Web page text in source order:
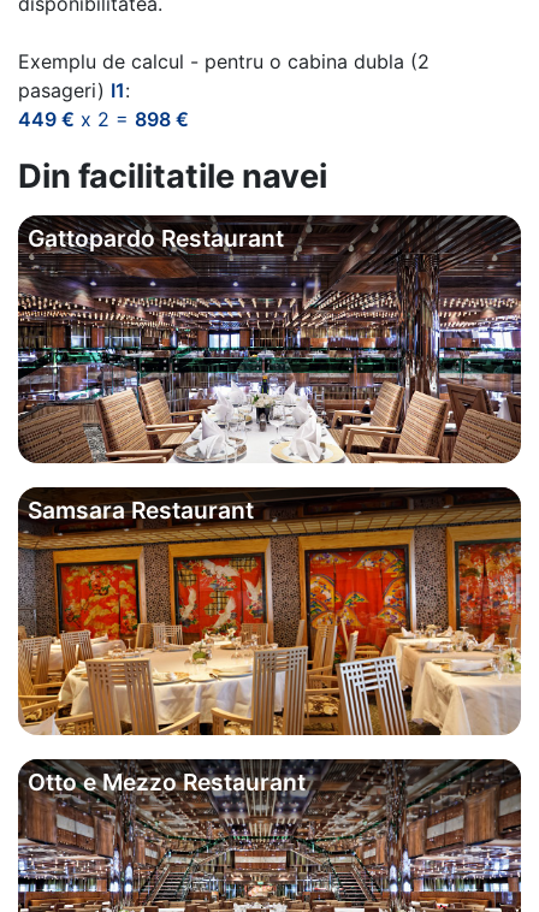
Exemplu de calcul - pentru o cabina dubla (2
pasageri) I1:
449 € x 2 = 898 €
Din facilitatile navei
Gattopardo Restaurant
Samsara Restaurant
Otto e Mezzo Restaurant